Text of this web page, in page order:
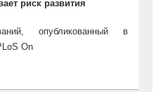
риск развития
опубликованный в
On